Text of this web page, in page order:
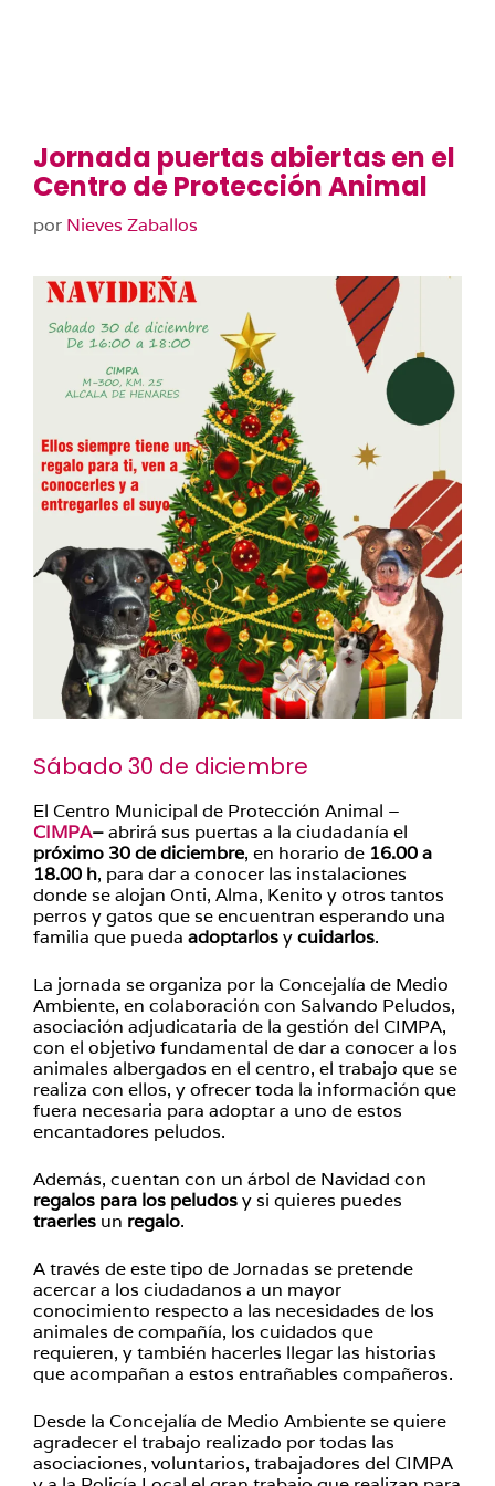
Jornada puertas abiertas en el
Centro de Protección Animal
por Nieves Zaballos
Sábado 30 de diciembre
El Centro Municipal de Protección Animal –
CIMPA–abrirá sus puertas a la ciudadanía el
próximo 30 de diciembre, en horario de 16.00 a
18.00 h, para dar a conocer las instalaciones
donde se alojan Onti, Alma, Kenito y otros tantos
perros y gatos que se encuentran esperando una
familia que pueda adoptarlosycuidarlos.
La jornada se organiza por la Concejalía de Medio
Ambiente, en colaboración con Salvando Peludos,
asociación adjudicataria de la gestión del CIMPA,
con el objetivo fundamental de dar a conocer a los
animales albergados en el centro, el trabajo que se
realiza con ellos, y ofrecer toda la información que
fuera necesaria para adoptar a uno de estos
encantadores peludos.
Además, cuentan con un árbol de Navidad con
regalos para los peludosy si quieres puedes
traerles un regalo.
A través de este tipo de Jornadas se pretende
acercar a los ciudadanos a un mayor
conocimiento respecto a las necesidades de los
animales de compañía, los cuidados que
requieren, y también hacerles llegar las historias
que acompañan a estos entrañables compañeros.
Desde la Concejalía de Medio Ambiente se quiere
agradecer el trabajo realizado por todas las
asociaciones, voluntarios, trabajadores del CIMPA